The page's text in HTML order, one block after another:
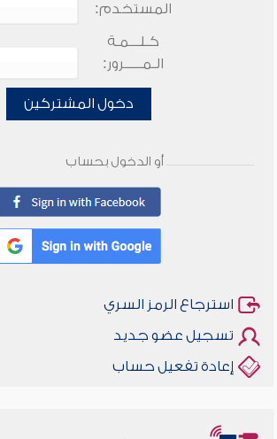
المستخدم:
كـلـــمـة
الـمـــــرور:
دخول المشتركين
أو الدخول بحساب
استرجاع الرمز السري
تسجيل عضو جديد
إعادة تفعيل حساب